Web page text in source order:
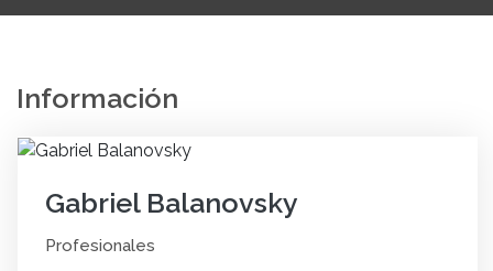
Información
Gabriel Balanovsky
Profesionales